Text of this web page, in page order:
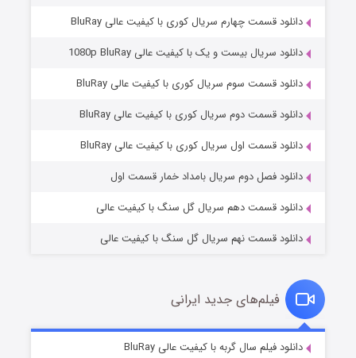
مردگان متحرک: شهر مرده ۳
قسمت۲ (زیرنویس) منتشر شد
قسمت۷ (زیرنویس) منتشر شد
دانلود قسمت چهارم سریال کوری با کیفیت عالی BluRay
دانلود سریال بیست و یک با کیفیت عالی 1080p BluRay
دانلود قسمت سوم سریال کوری با کیفیت عالی BluRay
دانلود قسمت دوم سریال کوری با کیفیت عالی BluRay
دانلود قسمت اول سریال کوری با کیفیت عالی BluRay
دانلود فصل دوم سریال بامداد خمار قسمت اول
دانلود قسمت دهم سریال گل سنگ با کیفیت عالی
دانلود قسمت نهم سریال گل سنگ با کیفیت عالی
فیلم‌های جدید ایرانی
دانلود فیلم سال گربه با کیفیت عالی BluRay